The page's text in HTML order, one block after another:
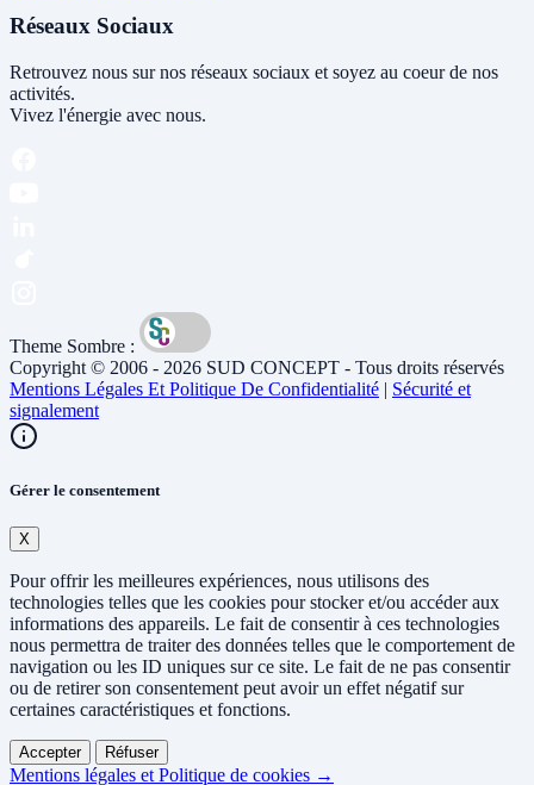
Réseaux Sociaux
Retrouvez nous sur nos réseaux sociaux et soyez au coeur de nos
activités.
Vivez l'énergie avec nous.
Theme Sombre :
Copyright © 2006 - 2026 SUD CONCEPT - Tous droits réservés
Mentions Légales Et Politique De Confidentialité | Sécurité et
signalement
Gérer le consentement
X
Pour offrir les meilleures expériences, nous utilisons des
technologies telles que les cookies pour stocker et/ou accéder aux
informations des appareils. Le fait de consentir à ces technologies
nous permettra de traiter des données telles que le comportement de
navigation ou les ID uniques sur ce site. Le fait de ne pas consentir
ou de retirer son consentement peut avoir un effet négatif sur
certaines caractéristiques et fonctions.
Accepter Réfuser
Mentions légales et Politique de cookies →